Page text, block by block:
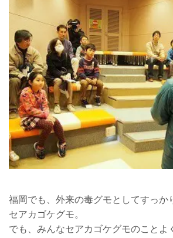
福岡でも、外来の毒グモとしてすっか
セアカゴケグモ。
でも、みんなセアカゴケグモのことよ